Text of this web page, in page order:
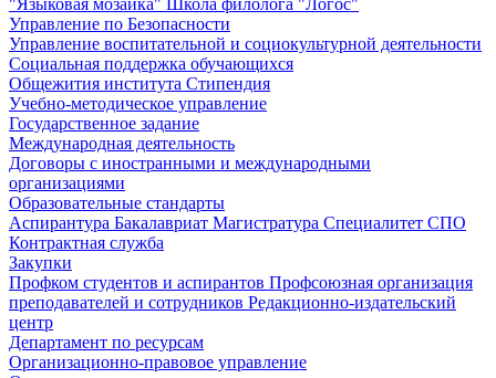
Управление по Безопасности
Управление воспитательной и социокультурной деятельности
Социальная поддержка обучающихся
Общежития института Стипендия
Учебно-методическое управление
Государственное задание
Международная деятельность
Договоры с иностранными и международными
организациями
Образовательные стандарты
Аспирантура Бакалавриат Магистратура Специалитет СПО
Контрактная служба
Закупки
Профком студентов и аспирантов Профсоюзная организация
преподавателей и сотрудников Редакционно-издательский
центр
Департамент по ресурсам
Организационно-правовое управление